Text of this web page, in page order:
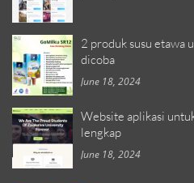
2 produk susu etawa
dicoba
June 18, 2024
Website aplikasi
lengkap
June 18, 2024